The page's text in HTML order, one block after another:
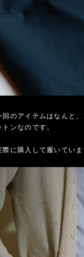
回のアイテムはなんと
トンなのです。
際に購入して履いてい